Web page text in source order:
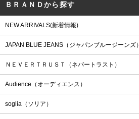
ＢＲＡＮＤから探す
NEW ARRIVALS(新着情報)
JAPAN BLUE JEANS（ジャパンブルージーンズ）
ＮＥＶＥＲＴＲＵＳＴ（ネバートラスト）
Audience（オーディエンス）
soglia（ソリア）